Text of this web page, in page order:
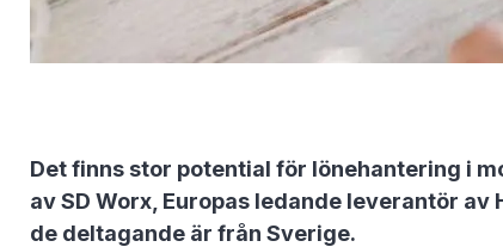
Det finns stor potential för lönehantering i
av SD Worx, Europas ledande leverantör
de deltagande är från Sverige.